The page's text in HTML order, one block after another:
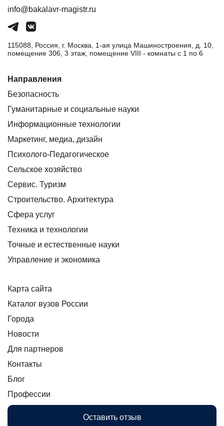
info@bakalavr-magistr.ru
115088, Россия, г. Москва, 1-ая улица Машиностроения, д. 10,
помещение 306, 3 этаж, помещение VIII - комнаты с 1 по 6
Направления
Безопасность
Гуманитарные и социальные науки
Информационные технологии
Маркетинг, медиа, дизайн
Психолого-Педагогическое
Сельское хозяйство
Сервис. Туризм
Строительство. Архитектура
Сфера услуг
Техника и технологии
Точные и естественные науки
Управление и экономика
Карта сайта
Каталог вузов России
Города
Новости
Для партнеров
Контакты
Блог
Профессии
Оставить отзыв